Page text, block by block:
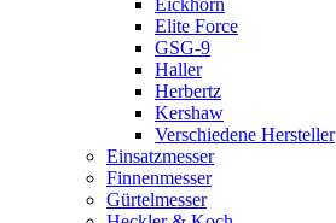
Eickhorn
Elite Force
GSG-9
Haller
Herbertz
Kershaw
Verschiedene Hersteller
Einsatzmesser
Finnenmesser
Gürtelmesser